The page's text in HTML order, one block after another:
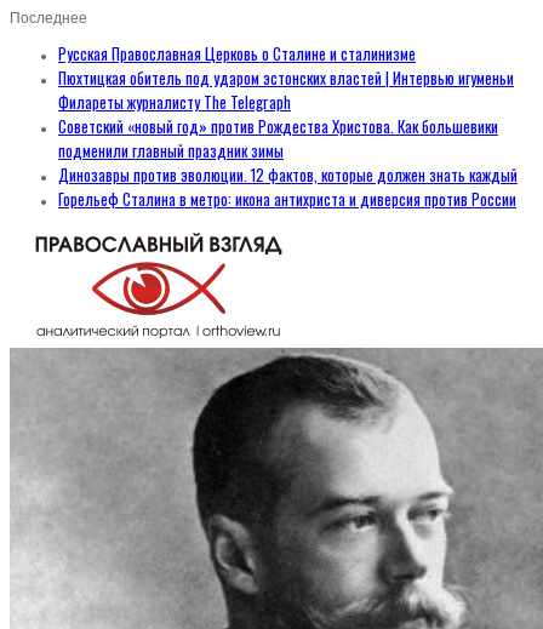
Последнее
Русская Православная Церковь о Сталине и сталинизме
Пюхтицкая обитель под ударом эстонских властей | Интервью игуменьи
Филареты журналисту The Telegraph
Советский «новый год» против Рождества Христова. Как большевики
подменили главный праздник зимы
Динозавры против эволюции. 12 фактов, которые должен знать каждый
Горельеф Сталина в метро: икона антихриста и диверсия против России